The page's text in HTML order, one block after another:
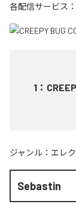
各配信サービス：
1 ：
ジャンル： エレ
Sebastin